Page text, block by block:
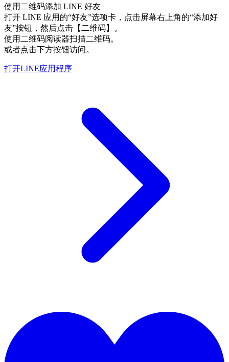
使用二维码添加 LINE 好友
打开 LINE 应用的“好友”选项卡，点击屏幕右上角的“添加好
友”按钮，然后点击【二维码】。
使用二维码阅读器扫描二维码。
或者点击下方按钮访问。
打开LINE应用程序